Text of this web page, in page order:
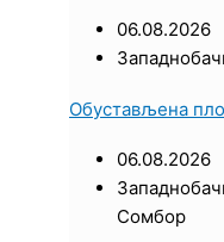
06.08.2026
Обустављена
06.08.2026
Сомбор